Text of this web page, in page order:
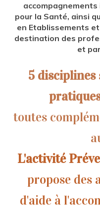
pour la Santé, ainsi
en Etablissements
destination des
et
5 disciplines
toutes
L'activité
propose des
d'aide à